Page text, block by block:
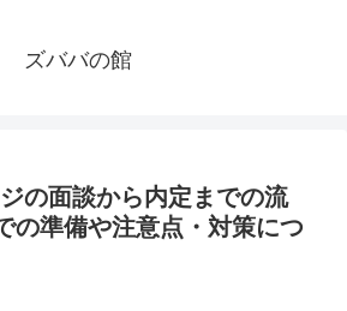
ズババの館
の面談から内定までの流
の準備や注意点・対策につ